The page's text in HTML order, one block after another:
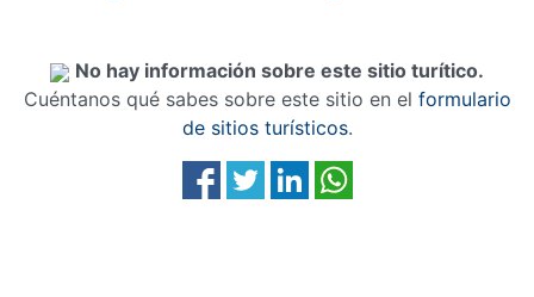
No hay información sobre este sitio turítico.
Cuéntanos qué sabes sobre este sitio en el formulario
de sitios turísticos.